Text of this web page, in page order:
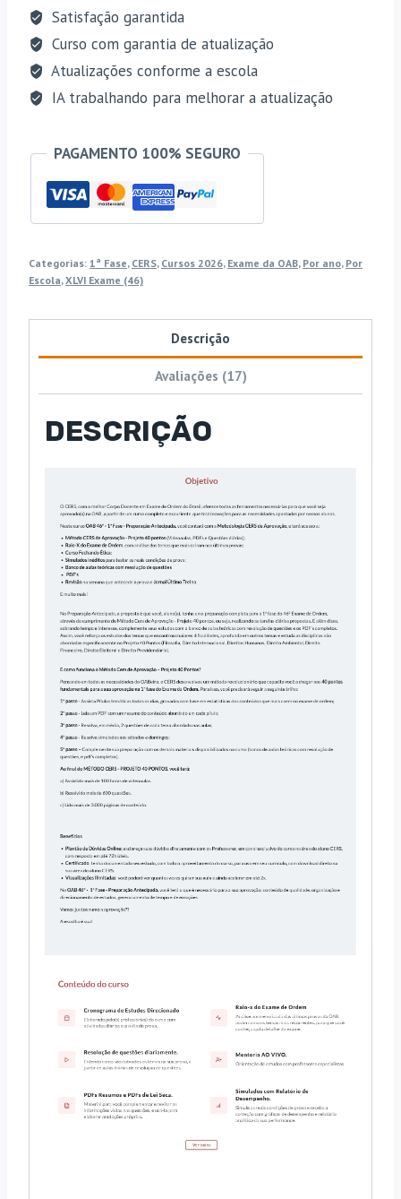
R$ 141,00.
Satisfação garantida
Curso com garantia de atualização
Atualizações conforme a escola
IA trabalhando para melhorar a atualização
PAGAMENTO 100% SEGURO
Categorias: 1ª Fase, CERS, Cursos 2026, Exame da OAB, Por ano, Por
Escola,XLVI Exame (46)
Descrição
Avaliações (17)
DESCRIÇÃO